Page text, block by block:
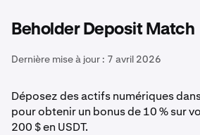
Beholder Deposit Match
Dernière mise à jour : 7 avril 2026
Déposez des actifs numériques
pour obtenir un bonus de 10 % sur
200 $ en USDT.